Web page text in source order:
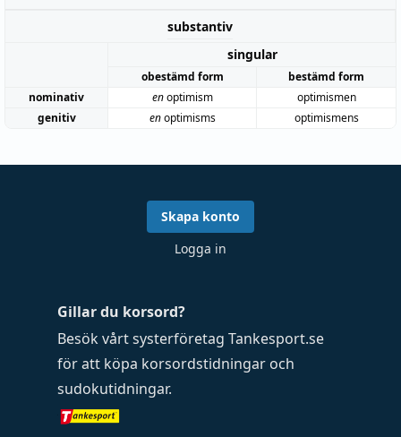
substantiv
singular
obestämd form
bestämd form
nominativ
enoptimism
optimismen
genitiv
enoptimisms optimismens
Gillar du korsord?
Besök vårt systerföretag Tankesport.se
för att köpa korsordstidningar och
sudokutidningar.
Skapa konto
Logga in